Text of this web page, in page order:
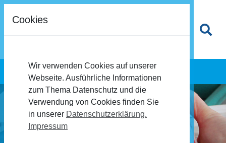
Cookies
Wir verwenden Cookies auf unserer
Webseite. Ausführliche Informationen
zum Thema Datenschutz und die
Verwendung von Cookies finden Sie
in unserer Datenschutzerklärung.
Impressum